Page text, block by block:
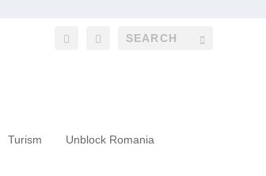
Turism Unblock Romania